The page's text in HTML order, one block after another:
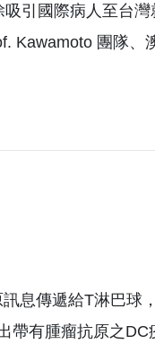
引國際病人至台
Kawamoto 團隊、
息傳遞給T淋巴球
有腫瘤抗原之